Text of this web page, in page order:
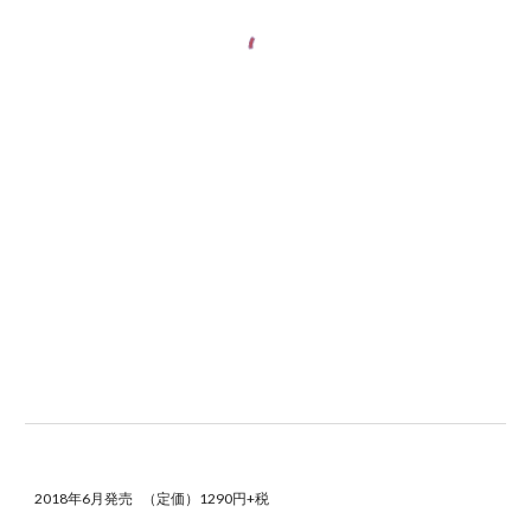
2018年6月発売 （定価）1290円+税